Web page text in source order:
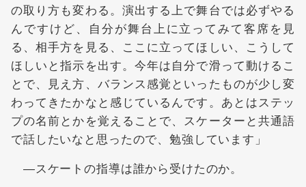
の取り方も変わる。演出する上で舞台では必ずやる
んですけど、自分が舞台上に立ってみて客席を見
る、相手方を見る、ここに立ってほしい、こうして
ほしいと指示を出す。今年は自分で滑って動けるこ
とで、見え方、バランス感覚といったものが少し変
わってきたかなと感じているんです。あとはステッ
プの名前とかを覚えることで、スケーターと共通語
で話したいなと思ったので、勉強しています」
―スケートの指導は誰から受けたのか。